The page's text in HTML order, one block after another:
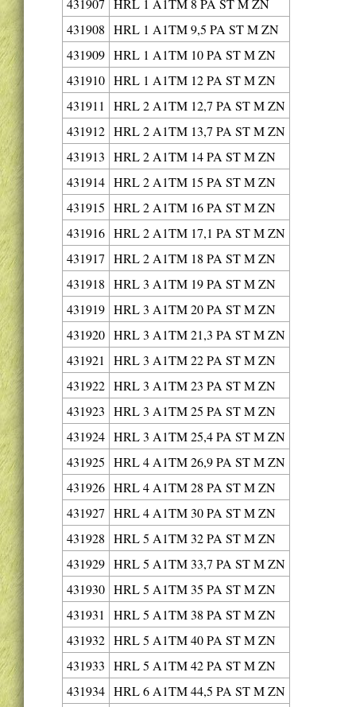
431907 HRL 1 A1TM 8 PA ST M ZN
431908 HRL 1 A1TM 9,5 PA ST M ZN
431909 HRL 1 A1TM 10 PA ST M ZN
431910 HRL 1 A1TM 12 PA ST M ZN
431911
HRL 2 A1TM 12,7 PA ST M ZN
431912 HRL 2 A1TM 13,7 PA ST M ZN
431913 HRL 2 A1TM 14 PA ST M ZN
431914 HRL 2 A1TM 15 PA ST M ZN
431915 HRL 2 A1TM 16 PA ST M ZN
431916 HRL 2 A1TM 17,1 PA ST M ZN
431917 HRL 2 A1TM 18 PA ST M ZN
431918 HRL 3 A1TM 19 PA ST M ZN
431919 HRL 3 A1TM 20 PA ST M ZN
431920 HRL 3 A1TM 21,3 PA ST M ZN
431921
HRL 3 A1TM 22 PA ST M ZN
431922 HRL 3 A1TM 23 PA ST M ZN
431923 HRL 3 A1TM 25 PA ST M ZN
431924 HRL 3 A1TM 25,4 PA ST M ZN
431925 HRL 4 A1TM 26,9 PA ST M ZN
431926 HRL 4 A1TM 28 PA ST M ZN
431927 HRL 4 A1TM 30 PA ST M ZN
431928 HRL 5 A1TM 32 PA ST M ZN
431929 HRL 5 A1TM 33,7 PA ST M ZN
431930 HRL 5 A1TM 35 PA ST M ZN
431931
HRL 5 A1TM 38 PA ST M ZN
431932 HRL 5 A1TM 40 PA ST M ZN
431933 HRL 5 A1TM 42 PA ST M ZN
431934 HRL 6 A1TM 44,5 PA ST M ZN